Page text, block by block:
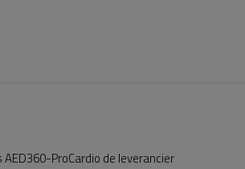
ProCardio de leverancier